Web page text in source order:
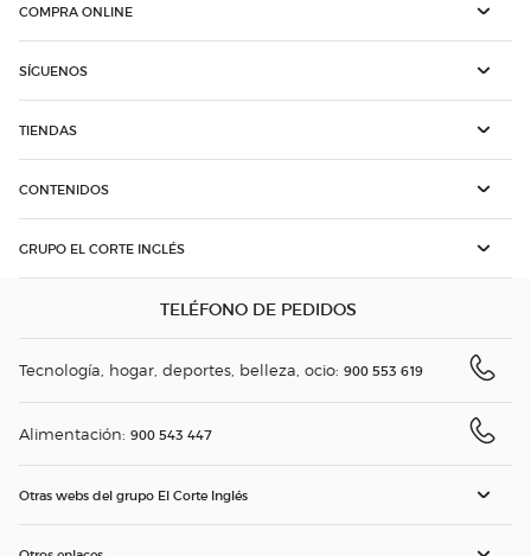
COMPRA ONLINE
SÍGUENOS
TIENDAS
CONTENIDOS
GRUPO EL CORTE INGLÉS
TELÉFONO DE PEDIDOS
Tecnología, hogar, deportes, belleza, ocio: 900 553 619
Alimentación: 900 543 447
Otras webs del grupo El Corte Inglés